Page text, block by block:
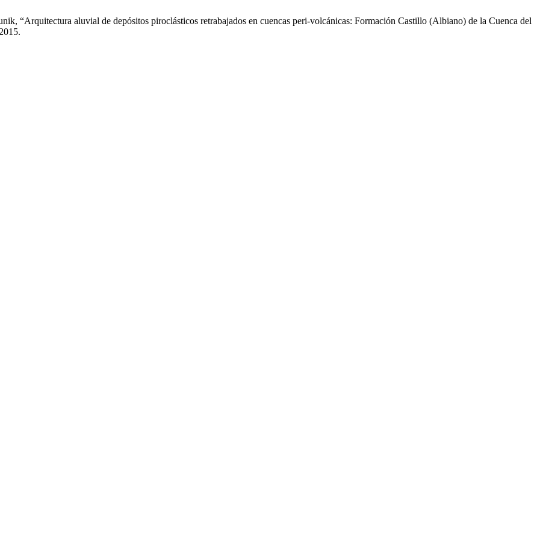
“Arquitectura aluvial de depósitos piroclásticos retrabajados en cuencas peri-volcánicas: Formación Castillo (Albiano) de la Cuenca del